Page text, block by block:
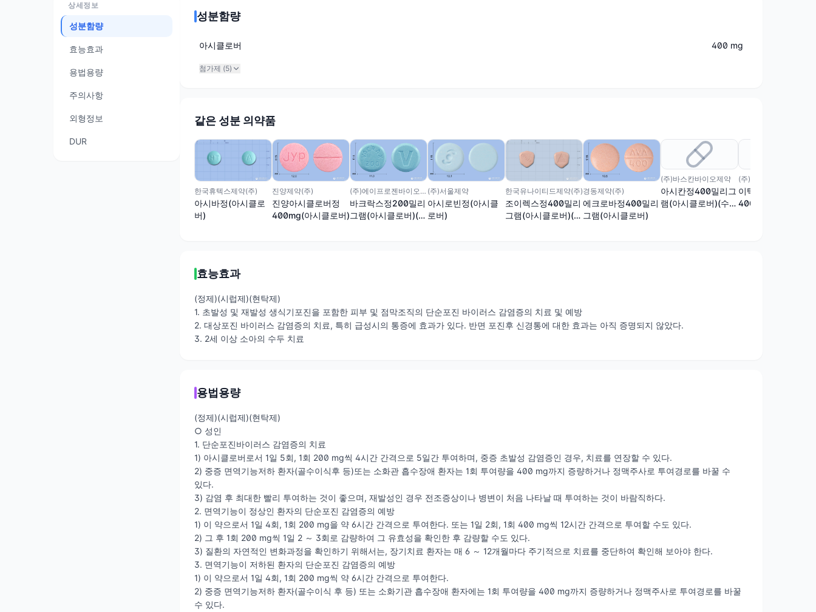
상세정보
성분함량
효능효과
용법용량
주의사항
외형정보
DUR
성분함량
아시클로버 400 mg
첨가제 (5)
같은 성분 의약품
한국휴텍스제약(주)
아시바정(아시클로
버)
진양제약(주)
진양아시클로버정
400mg(아시클로버)
(주)에이프로젠바이오로직스
바크락스정200밀리
그램(아시클로버)(수
(주)서울제약
아시로빈정(아시클
로버)
한국유나이티드제약(주)
조이렉스정400밀리
그램(아시클로버)(수
경동제약(주)
에크로바정400밀리
그램(아시클로버)
(주)바스칸바이오제약
아시칸정400밀리그
램(아시클로버)(수출
(주)테라젠이텍스
이텍스아시클로버정
400밀리그람(수출
효능효과
(정제)(시럽제)(현탁제)
1. 초발성 및 재발성 생식기포진을 포함한 피부 및 점막조직의 단순포진 바이러스 감염증의 치료 및 예방
2. 대상포진 바이러스 감염증의 치료, 특히 급성시의 통증에 효과가 있다. 반면 포진후 신경통에 대한 효과는 아직 증명되지 않았다.
3. 2세 이상 소아의 수두 치료
용법용량
(정제)(시럽제)(현탁제)
○ 성인
1. 단순포진바이러스 감염증의 치료
1) 아시클로버로서 1일 5회, 1회 200 mg씩 4시간 간격으로 5일간 투여하며, 중증 초발성 감염증인 경우, 치료를 연장할 수 있다.
2) 중증 면역기능저하 환자(골수이식후 등)또는 소화관 흡수장애 환자는 1회 투여량을 400 mg까지 증량하거나 정맥주사로 투여경로를 바꿀 수
있다.
3) 감염 후 최대한 빨리 투여하는 것이 좋으며, 재발성인 경우 전조증상이나 병변이 처음 나타날 때 투여하는 것이 바람직하다.
2. 면역기능이 정상인 환자의 단순포진 감염증의 예방
1) 이 약으로서 1일 4회, 1회 200 mg을 약 6시간 간격으로 투여한다. 또는 1일 2회, 1회 400 mg씩 12시간 간격으로 투여할 수도 있다.
2) 그 후 1회 200 mg씩 1일 2 ～ 3회로 감량하여 그 유효성을 확인한 후 감량할 수도 있다.
3) 질환의 자연적인 변화과정을 확인하기 위해서는, 장기치료 환자는 매 6 ～ 12개월마다 주기적으로 치료를 중단하여 확인해 보아야 한다.
3. 면역기능이 저하된 환자의 단순포진 감염증의 예방
1) 이 약으로서 1일 4회, 1회 200 mg씩 약 6시간 간격으로 투여한다.
2) 중증 면역기능저하 환자(골수이식 후 등) 또는 소화기관 흡수장애 환자에는 1회 투여량을 400 mg까지 증량하거나 정맥주사로 투여경로를 바꿀
수 있다.